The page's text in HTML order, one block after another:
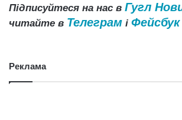
Підписуйтеся на нас в Гугл
читайте в Телеграм і Фейсбук
Реклама